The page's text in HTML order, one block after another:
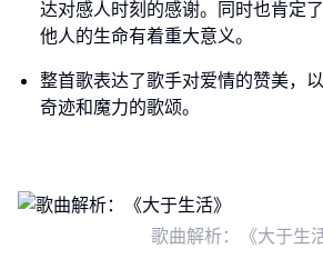
达对感人时刻的感谢。同时也肯定
他人的生命有着重大意义。
整首歌表达了歌手对爱情的赞美，
奇迹和魔力的歌颂。
歌曲解析：《大于生